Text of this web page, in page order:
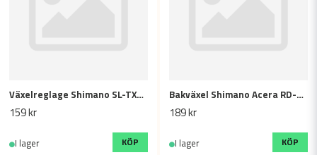
Växelreglage Shimano SL-TX30-6R (höger)
159 kr
I lager KÖP
Bakväxel Shimano Acera RD-M360 - 7/8s
189 kr
I lager KÖP